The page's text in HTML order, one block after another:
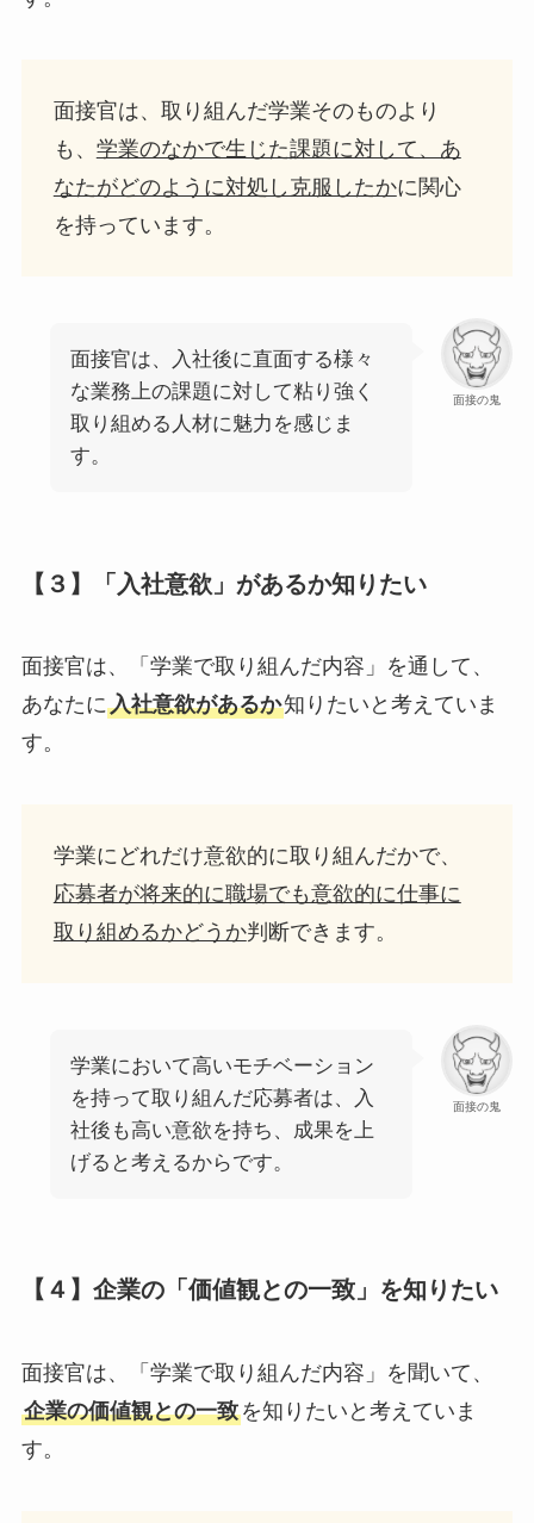
面接官は、取り組んだ学業そのものより
も、 学業のなかで生じた課題に対して、あ
なたがどのように対処し克服したかに関心
を持っています。
面接の鬼
面接官は、入社後に直面する様々
な業務上の課題に対して粘り強く
取り組める人材に魅力を感じま
す。
【３】「入社意欲」があるか知りたい
面接官は、「学業で取り組んだ内容」を通して、
あなたに入社意欲があるか知りたいと考えていま
す。
学業にどれだけ意欲的に取り組んだかで、
応募者が将来的に職場でも意欲的に仕事に
取り組めるかどうか判断できます。
面接の鬼
学業において高いモチベーション
を持って取り組んだ応募者は、入
社後も高い意欲を持ち、成果を上
げると考えるからです。
【４】企業の「価値観との一致」を知りたい
面接官は、「学業で取り組んだ内容」を聞いて、
企業の価値観との一致を知りたいと考えていま
す。